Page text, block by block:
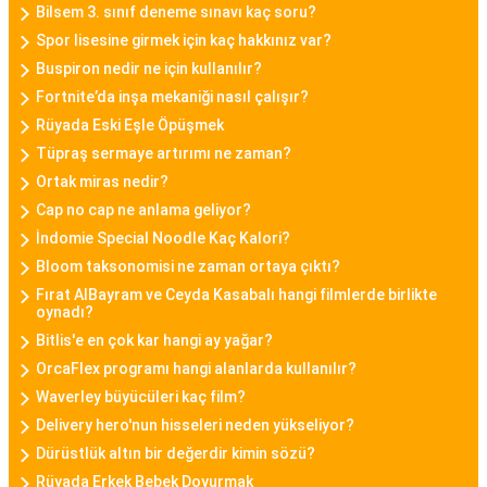
takibi, çağrı bildirimleri, müzik kontrolü gibi
fonksiyonları da içinde barındırarak günümüz
kadınının aktif yaşam tarzına uygun bir seçenek
sunar.
Daniel Klein Bayan Saat
Daniel Klein, şıklık ve kaliteyi bir araya getiren
bayan saat modelleriyle bilinen bir markadır.
Minimalist tasarımları, zarif detayları ve kaliteli
malzemeleriyle Daniel Klein bayan saatleri,
kullanıcılarına tarz bir görünüm sunar.
Casio Bayan Saat
Casio, sağlamlığı ve fonksiyonelliği ile tanınan bir
markadır. Casio bayan saat modelleri, dayanıklılık
ve şıklığı bir araya getirerek spor ve günlük
kullanıma uygun seçenekler sunar.
Bilsem 3. sınıf deneme sınavı kaç soru?
Spor lisesine girmek için kaç hakkınız var?
Buspiron nedir ne için kullanılır?
Fortnite’da inşa mekaniği nasıl çalışır?
Rüyada Eski Eşle Öpüşmek
Tüpraş sermaye artırımı ne zaman?
Ortak miras nedir?
Cap no cap ne anlama geliyor?
İndomie Special Noodle Kaç Kalori?
Bloom taksonomisi ne zaman ortaya çıktı?
Fırat AlBayram ve Ceyda Kasabalı hangi filmlerde birlikte
oynadı?
Bitlis'e en çok kar hangi ay yağar?
OrcaFlex programı hangi alanlarda kullanılır?
Waverley büyücüleri kaç film?
Delivery hero'nun hisseleri neden yükseliyor?
Dürüstlük altın bir değerdir kimin sözü?
Rüyada Erkek Bebek Doyurmak